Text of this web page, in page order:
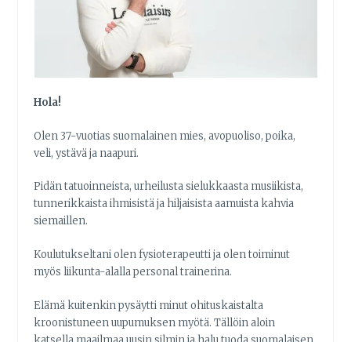
Hola!
Olen 37-vuotias suomalainen mies, avopuoliso, poika,
veli, ystävä ja naapuri.
Pidän tatuoinneista, urheilusta sielukkaasta musiikista,
tunnerikkaista ihmisistä ja hiljaisista aamuista kahvia
siemaillen.
Koulutukseltani olen fysioterapeutti ja olen toiminut
myös liikunta-alalla personal trainerina.
Elämä kuitenkin pysäytti minut ohituskaistalta
kroonistuneen uupumuksen myötä. Tällöin aloin